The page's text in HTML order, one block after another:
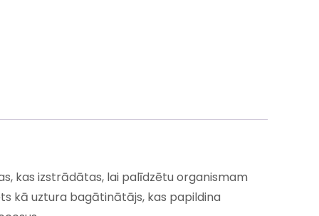
kas izstrādātas, lai palīdzētu organismam
kā uztura bagātinātājs, kas papildina